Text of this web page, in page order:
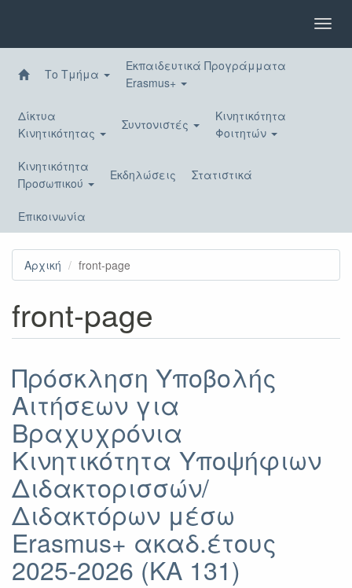
περιεχόμενο
Το Τμήμα
Εκπαιδευτικά Προγράμματα
Erasmus+
Δίκτυα
Κινητικότητας
Συντονιστές
Κινητικότητα
Φοιτητών
Κινητικότητα
Προσωπικού
Εκδηλώσεις Στατιστικά
Επικοινωνία
Αρχική front-page
front-page
Πρόσκληση Υποβολής
Αιτήσεων για
Βραχυχρόνια
Κινητικότητα Υποψήφιων
Διδακτορισσών/
Διδακτόρων μέσω
Erasmus+ ακαδ.έτους
2025-2026 (ΚΑ 131)